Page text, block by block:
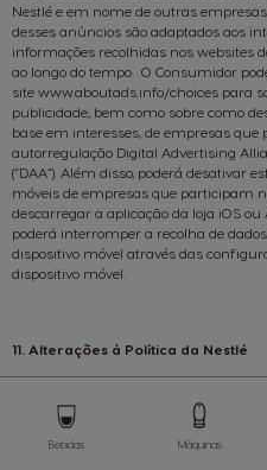
Bebidas Máquinas
Nestlé e em nome de outras
desses anúncios são adaptados aos
informações recolhidas nos websites
ao longo do tempo. O Consumidor
site www.aboutads.info/choices para
publicidade, bem como sobre como
base em interesses, de empresas
autorregulação Digital Advertising
(“DAA”). Além disso, poderá desativar
móveis de empresas que participam
descarregar a aplicação da loja iOS
poderá interromper a recolha de
dispositivo móvel através das
dispositivo móvel.
11. Alterações à Política da Nestlé
trata os Dados Pessoais do
alterações às suas práticas e a esta
com regularidade para consultar